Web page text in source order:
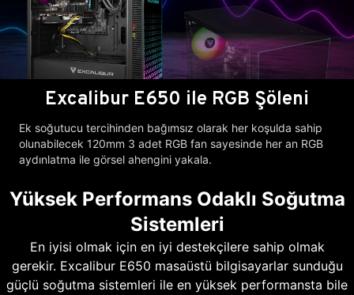
Excalibur E650 ile RGB Şöleni
Ek soğutucu tercihinden bağımsız olarak her koşulda sahip
olunabilecek 120mm 3 adet RGB fan sayesinde her an RGB
aydınlatma ile görsel ahengini yakala.
Yüksek Performans Odaklı Soğutma
Sistemleri
En iyisi olmak için en iyi destekçilere sahip olmak
gerekir. Excalibur E650 masaüstü bilgisayarlar sunduğu
güçlü soğutma sistemleri ile en yüksek performansta bile